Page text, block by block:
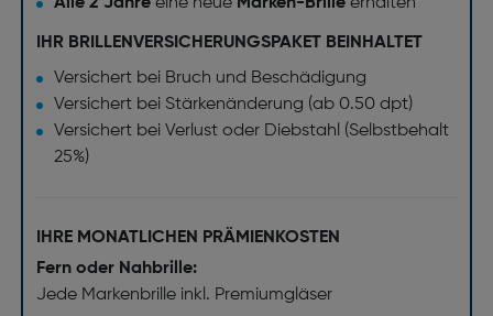
Alle 2 Jahreeine neue Marken-Brille erhalten
IHR BRILLENVERSICHERUNGSPAKET BEINHALTET
Versichert bei Bruch und Beschädigung
Versichert bei Stärkenänderung (ab 0.50 dpt)
Versichert bei Verlust oder Diebstahl (Selbstbehalt
25%)
IHRE MONATLICHEN PRÄMIENKOSTEN
Fern oder Nahbrille:
Jede Markenbrille inkl. Premiumgläser